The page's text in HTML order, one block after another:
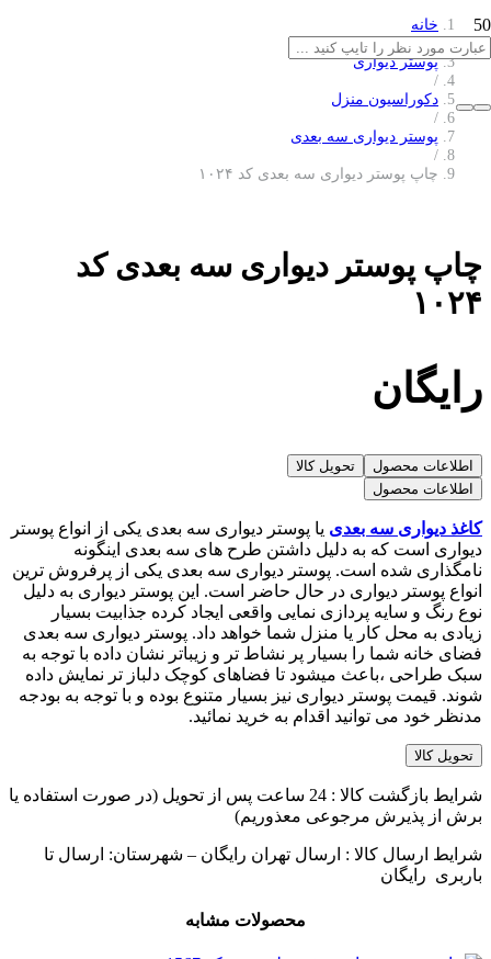
خانه
/
پوستر دیواری
/
دکوراسیون منزل
/
پوستر دیواری سه بعدی
/
چاپ پوستر دیواری سه بعدی کد ۱۰۲۴
چاپ پوستر دیواری سه بعدی کد
۱۰۲۴
رایگان
اطلاعات محصول
تحویل کالا
اطلاعات محصول
کاغذ دیواری‌ سه بعدی یا پوستر دیواری سه بعدی یکی از انواع پوستر
دیواری است که به دلیل داشتن طرح های سه بعدی اینگونه
نامگذاری شده است. پوستر دیواری سه بعدی یکی از پرفروش ترین
انواع پوستر دیواری در حال حاضر است. این پوستر دیواری به دلیل
نوع رنگ و سایه پردازی نمایی واقعی ایجاد کرده جذابیت بسیار
زیادی به محل کار یا منزل شما خواهد داد. پوستر دیواری سه بعدی
فضای خانه شما را بسیار پر نشاط تر و زیباتر نشان داده با توجه به
سبک طراحی ،باعث میشود تا فضاهای کوچک دلباز تر نمایش داده
شوند. قیمت پوستر دیواری نیز بسیار متنوع بوده و با توجه به بودجه
مدنظر خود می توانید اقدام به خرید نمائید.
تحویل کالا
شرایط بازگشت کالا : 24 ساعت پس از تحویل (در صورت استفاده یا
برش از پذیرش مرجوعی معذوریم)
شرایط ارسال کالا : ارسال تهران رایگان – شهرستان: ارسال تا
باربری رایگان
محصولات مشابه